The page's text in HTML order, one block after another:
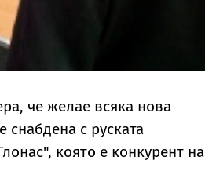
че желае всяка нова
снабдена с руската
която е конкурент на